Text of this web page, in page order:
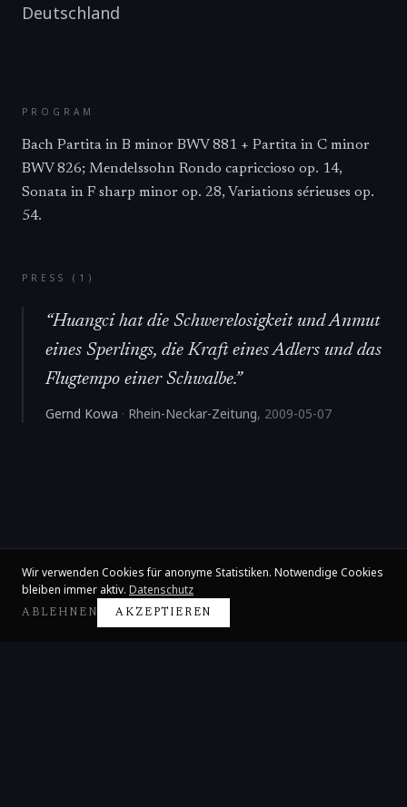
Deutschland
PROGRAM
Bach Partita in B minor BWV 881 + Partita in C minor
BWV 826; Mendelssohn Rondo capriccioso op. 14,
Sonata in F sharp minor op. 28, Variations sérieuses op.
54.
PRESS ( 1 )
“Huangci hat die Schwerelosigkeit und Anmut
eines Sperlings, die Kraft eines Adlers und das
Flugtempo einer Schwalbe.”
Gernd Kowa · Rhein-Neckar-Zeitung, 2009-05-07
Wir verwenden Cookies für anonyme Statistiken. Notwendige Cookies
bleiben immer aktiv. Datenschutz
ABLEHNEN AKZEPTIEREN